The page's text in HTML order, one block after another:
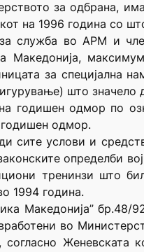
за одбрана,
на 1996 година со
служба во АРМ и
Македонија,
за специјална
што значело
годишен одмор по
одмор.
сите услови и
определби
тренинзи што
1994 година.
Македонија” бр.48/
во
Женевската